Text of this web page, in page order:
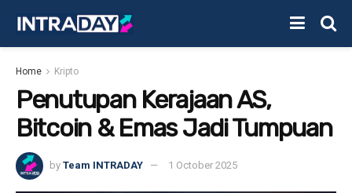
Home Kripto
Penutupan Kerajaan AS,
Bitcoin & Emas Jadi Tumpuan
by Team INTRADAY 1 October 2025